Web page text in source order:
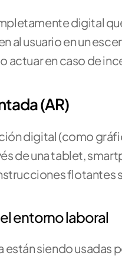
digital
al usuario en un
actuar en caso de
(AR)
digital (como
de una tablet,
entorno laboral
están siendo usadas